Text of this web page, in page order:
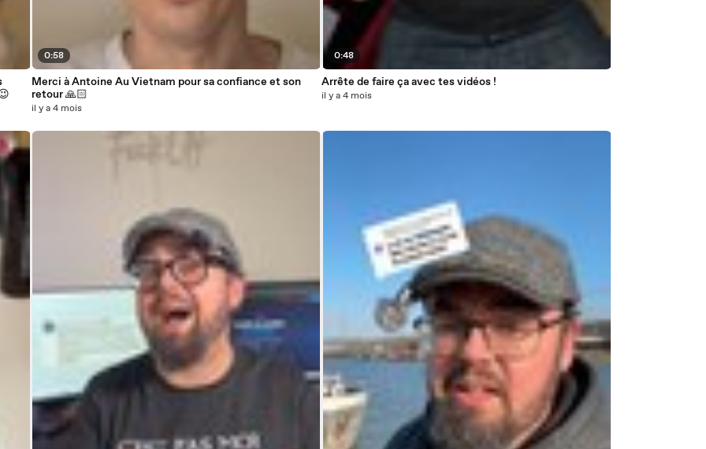
0:58
Merci à Antoine Au Vietnam pour sa confiance et son
retour 🙏🏻
il y a 4 mois
0:48
Arrête de faire ça avec tes vidéos !
il y a 4 mois